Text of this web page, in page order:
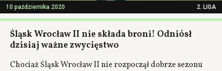
10 października 2020 2. LIGA
Śląsk Wrocław II nie składa broni! Odniósł
dzisiaj ważne zwycięstwo
Chociaż Śląsk Wrocław II nie rozpoczął dobrze sezonu